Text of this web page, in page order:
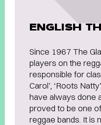
ENGLISH
Since 1967 The
players on the
responsible for
Carol’, ‘Roots
have always done
proved to be one
reggae bands. It is